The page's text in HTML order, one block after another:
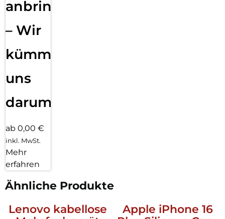
anbringen
– Wir
kümmern
uns
darum!
ab 0,00 €
inkl. MwSt.
Mehr
erfahren
Ähnliche Produkte
Lenovo kabellose
Apple iPhone 16